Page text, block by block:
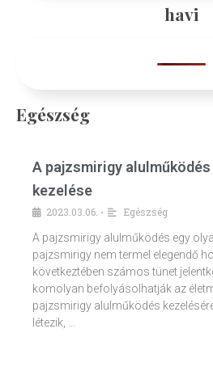
havi
Egészség
A pajzsmirigy
kezelése
2023.03.06. •
Egészség
A pajzsmirigy alulműködés egy
pajzsmirigy nem termel elegendő
következtében számos tünet
komolyan befolyásolhatják az
pajzsmirigy alulműködés
létezik, …